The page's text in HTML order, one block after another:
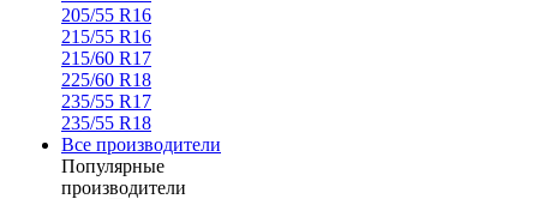
205/55 R16
215/55 R16
215/60 R17
225/60 R18
235/55 R17
235/55 R18
Все производители
Популярные
производители